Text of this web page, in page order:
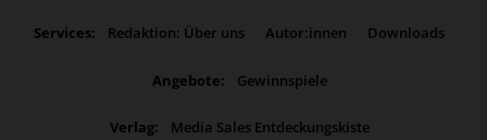
Services: Redaktion: Über uns Autor:innen Downloads
Angebote: Gewinnspiele
Verlag:
Media Sales Entdeckungskiste